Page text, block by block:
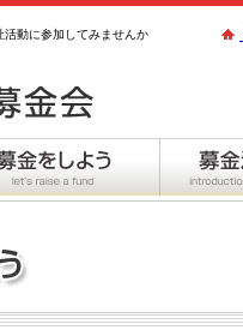
動に参加してみませんか